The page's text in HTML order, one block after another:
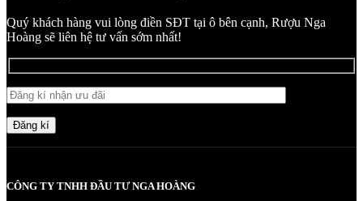
Quý khách hàng vui lòng điền SĐT tại ô bên cạnh, Rượu Nga
Hoàng sẽ liên hệ tư vấn sớm nhất!
Đăng kí
CÔNG TY TNHH ĐẦU TƯ NGA HOÀNG